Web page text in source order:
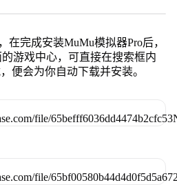
在完成安装MuMu模拟器Pro后，
游戏中心，可直接在搜索框内
便会为你自动下载并安装。